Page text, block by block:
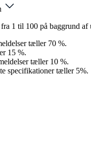
fra 1 til 100 på baggrund af
tæller 70 %.
15 %.
tæller 10 %.
specifikationer tæller 5%.